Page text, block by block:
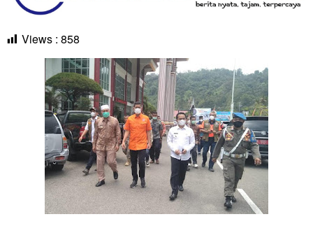
Views : 858